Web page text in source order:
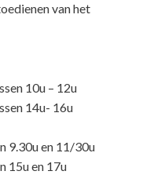
van het
10u – 12u
14u- 16u
9.30u en 11/30u
15u en 17u